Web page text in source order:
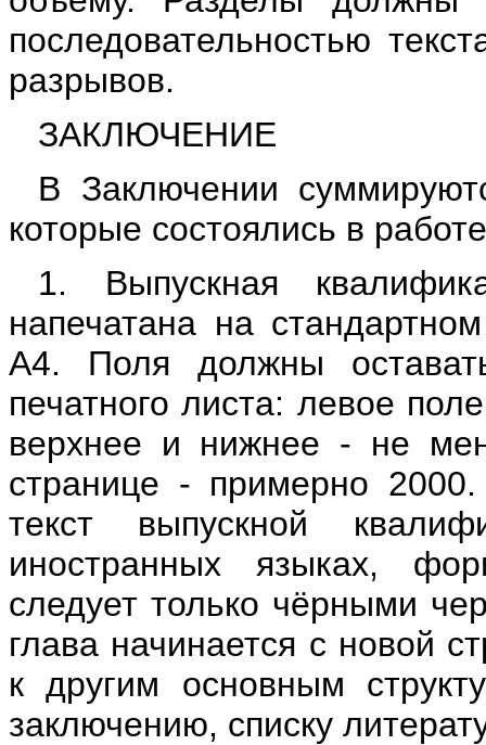
последовательностью
разрывов.
ЗАКЛЮЧЕНИЕ
В Заключении
которые состоялись в
1. Выпускная
напечатана на
А4. Поля должны
печатного листа: левое
верхнее и нижнее - не
странице - примерно
текст выпускной
иностранных языках,
следует только чёрными
глава начинается с новой
к другим основным
заключению, списку